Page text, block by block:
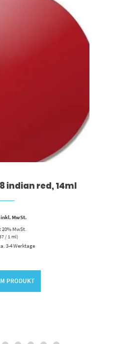
indian red, 14ml
inkl. MwSt.
MwSt.
/ 1 ml)
3-4 Werktage
PRODUKT